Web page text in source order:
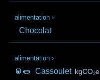
alimentation ›
Chocolat
alimentation ›
🥫🌭 Cassoulet kgCO₂e